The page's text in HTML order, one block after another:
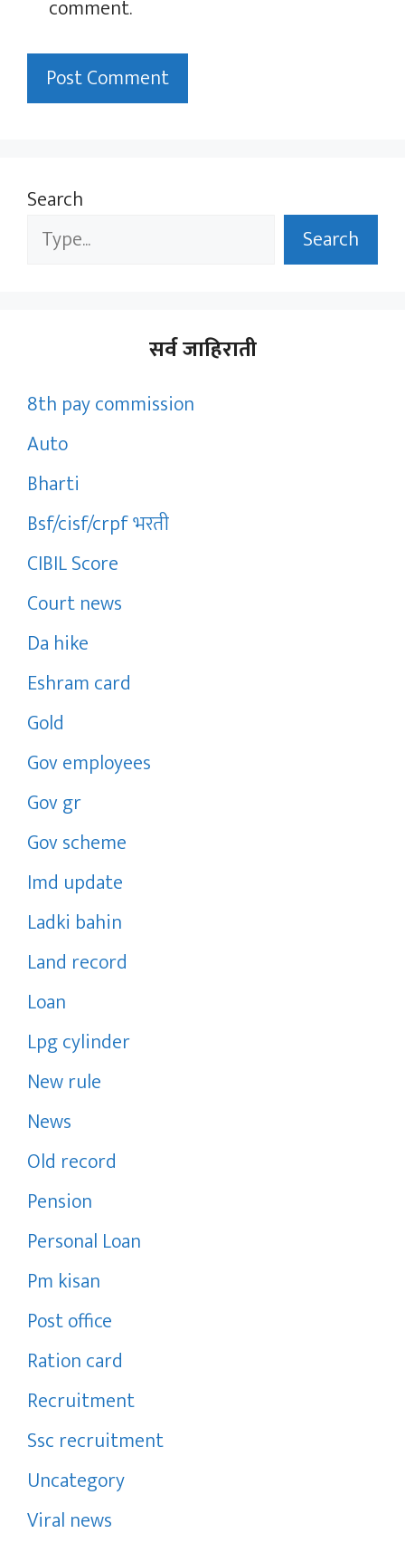
comment.
Search
Search
सर्व जाहिराती
8th pay commission
Auto
Bharti
Bsf/cisf/crpf भरती
CIBIL Score
Court news
Da hike
Eshram card
Gold
Gov employees
Gov gr
Gov scheme
Imd update
Ladki bahin
Land record
Loan
Lpg cylinder
New rule
News
Old record
Pension
Personal Loan
Pm kisan
Post office
Ration card
Recruitment
Ssc recruitment
Uncategory
Viral news